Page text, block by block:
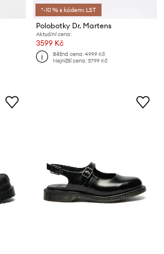
*-10 % s kódem: LST
Polobotky Dr. Martens
Aktuální cena:
3599 Kč
Běžná cena:4999 Kč
Nejnižší cena:3799 Kč